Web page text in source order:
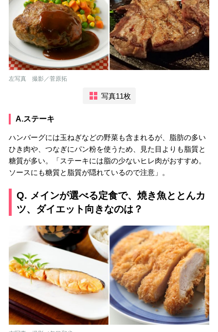
左写真 撮影／菅原拓
写真11枚
A.ステーキ
ハンバーグには玉ねぎなどの野菜も含まれるが、脂肪の多い
ひき肉や、つなぎにパン粉を使うため、見た目よりも脂質と
糖質が多い。「ステーキには脂の少ないヒレ肉がおすすめ。
ソースにも糖質と脂質が隠れているので注意」。
Q. メインが選べる定食で、焼き魚ととんカ
ツ、ダイエット向きなのは？